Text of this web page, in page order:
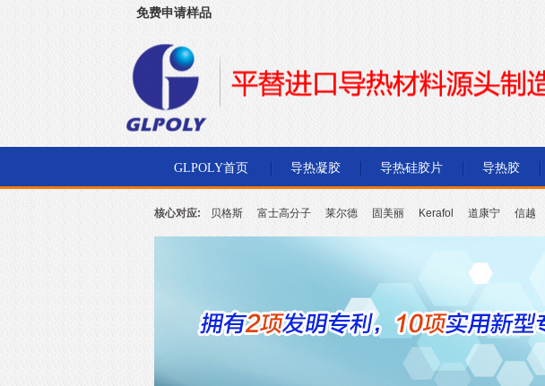
免费申请样品
GLPOLY首页 导热凝胶 导热硅胶片 导热胶
核心对应: 贝格斯 富士高分子 莱尔德 固美丽 Kerafol 道康宁 信越